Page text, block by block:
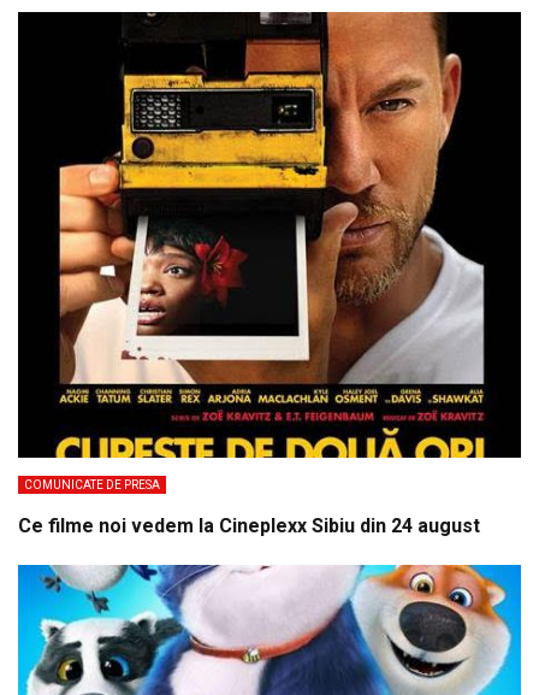
COMUNICATE DE PRESA
Ce filme noi vedem la Cineplexx Sibiu din 24 august